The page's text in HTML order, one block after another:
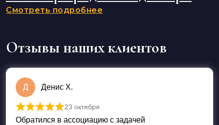
Смотреть подробнее
Отзывы наших клиентов
Д Денис Х.
Оценка
23 октября
Обратился в ассоциацию с задачей